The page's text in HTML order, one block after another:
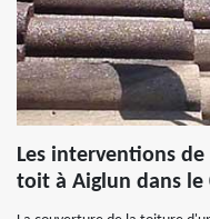
Les interventions
toit à Aiglun dans le